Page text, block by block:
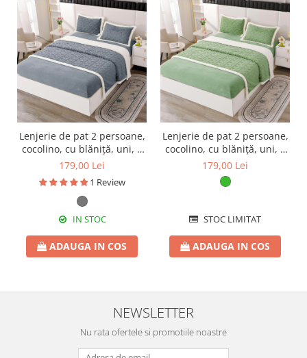
Lenjerie de pat 2 persoane,
cocolino, cu blăniță, uni, 4
piese, SPUC12
179,00 Lei
1 Review
IN STOC
ADAUGA IN COS
Lenjerie de pat 2 persoane,
cocolino, cu blăniță, uni, 4
piese, SPUC13
179,00 Lei
STOC LIMITAT
ADAUGA IN COS
NEWSLETTER
Nu rata ofertele si promotiile noastre